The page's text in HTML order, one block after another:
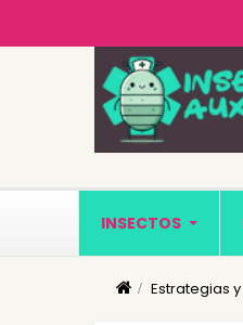
INSECTOS
Estrategias